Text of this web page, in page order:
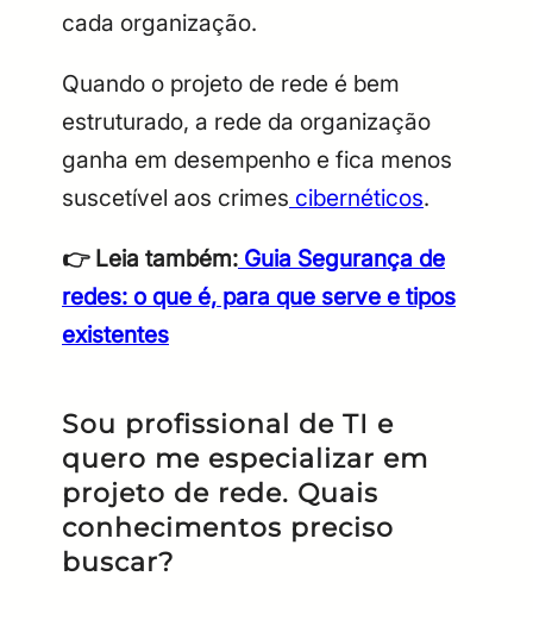
cada organização.
Quando o projeto de rede é bem
estruturado, a rede da organização
ganha em desempenho e fica menos
suscetível aos crimes cibernéticos.
👉Leia também: Guia Segurança de
redes: o que é, para que serve e tipos
existentes
Sou profissional de TI e
quero me especializar em
projeto de rede. Quais
conhecimentos preciso
buscar?